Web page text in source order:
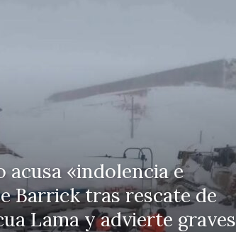
acusa «indolencia e
Barrick tras rescate de
Lama y advierte graves